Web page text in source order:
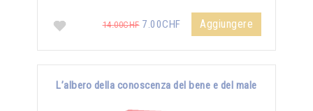
14.00CHF7.00CHF Aggiungere
L’albero della conoscenza del bene e del male